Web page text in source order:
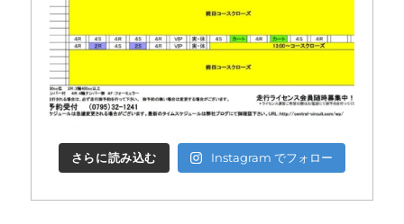
さらに読み込む Instagram でフォロー